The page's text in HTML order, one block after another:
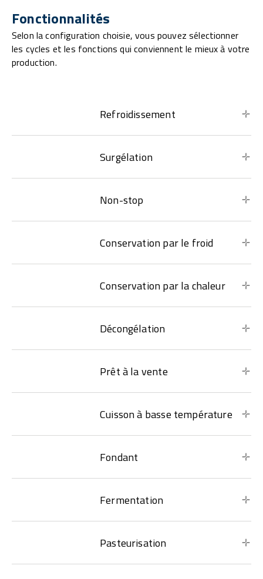
Fonctionnalités
Selon la configuration choisie, vous pouvez sélectionner
les cycles et les fonctions qui conviennent le mieux à votre
production.
Refroidissement
Surgélation
Non-stop
Conservation par le froid
Conservation par la chaleur
Décongélation
Prêt à la vente
Cuisson à basse température
Fondant
Fermentation
Pasteurisation